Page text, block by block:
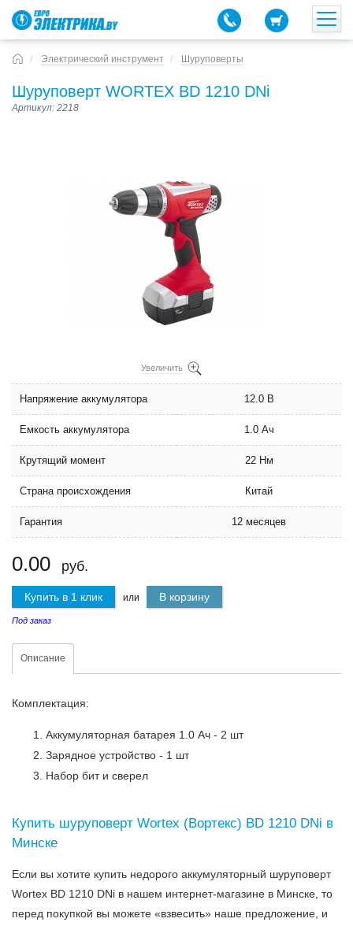
Электрический инструмент Шуруповерты
Шуруповерт WORTEX BD 1210 DNi
Артикул: 2218
Увеличить
Напряжение аккумулятора 12.0 В
Емкость аккумулятора 1.0 Ач
Крутящий момент 22 Нм
Страна происхождения Китай
Гарантия 12 месяцев
0.00 руб.
Купить в 1 клик или В корзину
Под заказ
Описание
Комплектация:
Аккумуляторная батарея 1.0 Ач - 2 шт
Зарядное устройство - 1 шт
Набор бит и сверел
Купить шуруповерт Wortex (Вортекс) BD 1210 DNi в
Минске
Если вы хотите купить недорого аккумуляторный шуруповерт
Wortex BD 1210 DNi в нашем интернет-магазине в Минске, то
перед покупкой вы можете «взвесить» наше предложение, и